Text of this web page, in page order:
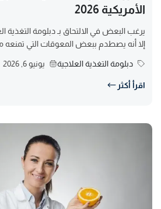
الأمريكية 2026
يرغب البعض في الالتحاق بـ دبلومة التغذية
إلا أنه يصطدم ببعض المعوقات التي تمنعه
دبلومة التغذية العلاجية يونيو 6, 2026
اقرأ أكثر